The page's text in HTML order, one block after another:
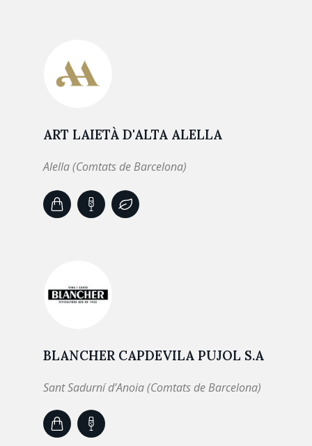
ART LAIETÀ D'ALTA ALELLA
Alella (Comtats de Barcelona)
BLANCHER CAPDEVILA PUJOL S.A
Sant Sadurní d’Anoia (Comtats de Barcelona)